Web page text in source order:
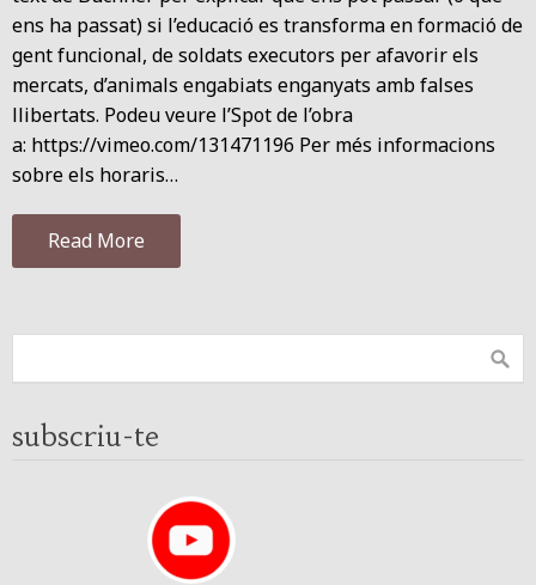
ens ha passat) si l’educació es transforma en formació de
gent funcional, de soldats executors per afavorir els
mercats, d’animals engabiats enganyats amb falses
llibertats. Podeu veure l’Spot de l’obra
a: https://vimeo.com/131471196 Per més informacions
sobre els horaris…
Read More
subscriu-te